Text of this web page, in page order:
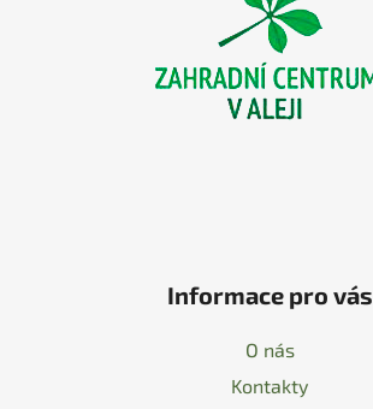
Informace pro vás
O nás
Kontakty